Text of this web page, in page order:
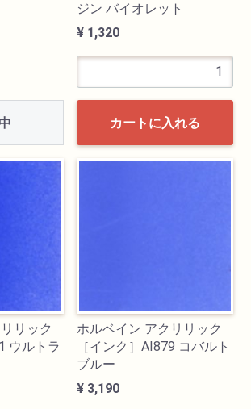
ジン バイオレット
¥ 1,320
カートに入れる
リック
ウルトラ
ホルベイン アクリリック
［インク］AI879 コバルト
ブルー
¥ 3,190